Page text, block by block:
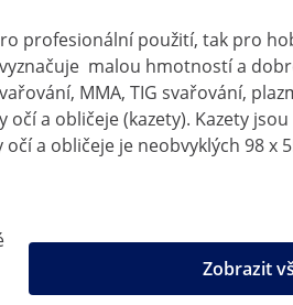
profesionální použití, tak pro
malou hmotností a
MMA, TIG svařování,
a obličeje (kazety). Kazety
a obličeje je neobvyklých 98 x
Zobrazit